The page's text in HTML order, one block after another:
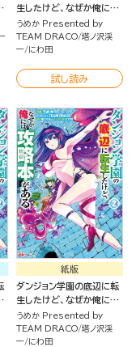
生したけど、なぜか俺には
攻略本がある コミック版
（3）
うめか Presented by
TEAM DRACO 塔ノ沢渓
一 にわ田
試し読み
紙版
ダンジョン学園の底辺に転
生したけど、なぜか俺には
攻略本がある（2）
うめか Presented by
TEAM DRACO 塔ノ沢渓
一 にわ田